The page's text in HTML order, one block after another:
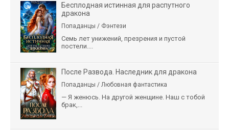
Бесплодная истинная для распутного
дракона
Попаданцы / Фэнтези
Семь лет унижений, презрения и пустой
постели....
После Развода. Наследник для дракона
Попаданцы / Любовная фантастика
— Я женюсь. На другой женщине. Наш с тобой
брак,...